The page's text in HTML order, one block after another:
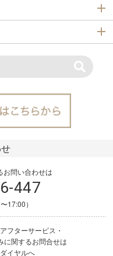
お問い合わせは
447
17:00）
フターサービス・
に関するお問合せは
イヤルへ